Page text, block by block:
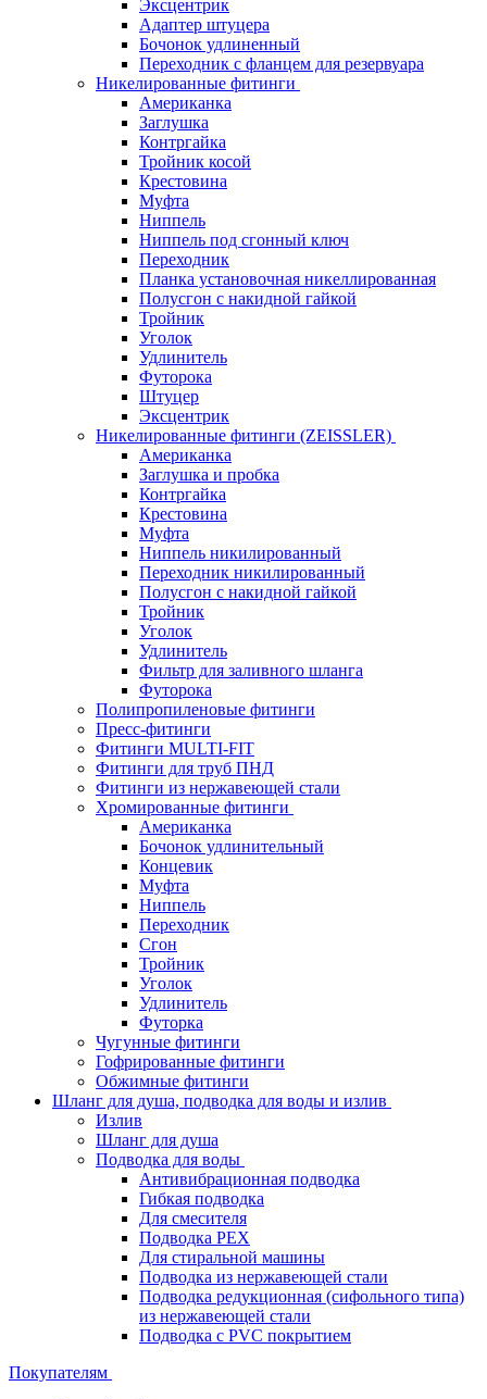
Эксцентрик
Адаптер штуцера
Бочонок удлиненный
Переходник с фланцем для резервуара
Никелированные фитинги
Американка
Заглушка
Контргайка
Тройник косой
Крестовина
Муфта
Ниппель
Ниппель под сгонный ключ
Переходник
Планка установочная никеллированная
Полусгон с накидной гайкой
Тройник
Уголок
Удлинитель
Футорока
Штуцер
Эксцентрик
Никелированные фитинги (ZEISSLER)
Американка
Заглушка и пробка
Контргайка
Крестовина
Муфта
Ниппель никилированный
Переходник никилированный
Полусгон с накидной гайкой
Тройник
Уголок
Удлинитель
Фильтр для заливного шланга
Футорока
Полипропиленовые фитинги
Пресс-фитинги
Фитинги MULTI-FIT
Фитинги для труб ПНД
Фитинги из нержавеющей стали
Хромированные фитинги
Американка
Бочонок удлинительный
Концевик
Муфта
Ниппель
Переходник
Сгон
Тройник
Уголок
Удлинитель
Футорка
Чугунные фитинги
Гофрированные фитинги
Обжимные фитинги
Шланг для душа, подводка для воды и излив
Излив
Шланг для душа
Подводка для воды
Антивибрационная подводка
Гибкая подводка
Для смесителя
Подводка PEX
Для стиральной машины
Подводка из нержавеющей стали
Подводка редукционная (сифольного типа)
из нержавеющей стали
Подводка с PVC покрытием
Покупателям